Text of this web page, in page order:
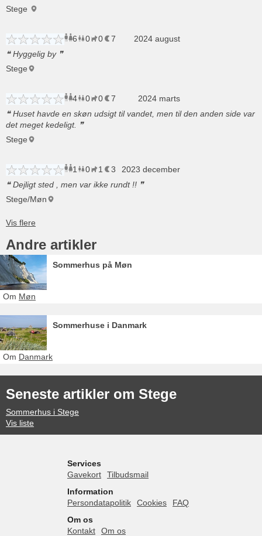
Stege
6 voksne
0 børn
0 husdyr
7 overnatninger
2024 august
Hyggelig by
Stege
4 voksne
0 børn
0 husdyr
7 overnatninger
2024 marts
Huset havde en skøn udsigt til vandet, men til den anden side var
det meget kedeligt.
Stege
1 voksen
0 børn
1 husdyr
3 overnatninger
2023 december
Dejligt sted , men var ikke rundt !!
Stege/Møn
Andre artikler
Sommerhus på Møn
Om Møn
Sommerhuse i Danmark
Om Danmark
Seneste artikler om Stege
Sommerhus i Stege
Vis liste
Services
Gavekort
Tilbudsmail
Information
Persondatapolitik
Cookies
FAQ
Om os
Kontakt
Om os